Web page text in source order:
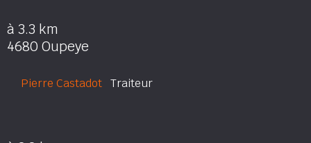
à 3.3 km
4680 Oupeye
Pierre Castadot Traiteur